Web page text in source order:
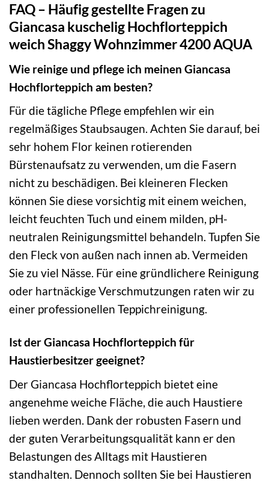
FAQ – Häufig gestellte Fragen zu
Giancasa kuschelig Hochflorteppich
weich Shaggy Wohnzimmer 4200 AQUA
Wie reinige und pflege ich meinen Giancasa
Hochflorteppich am besten?
Für die tägliche Pflege empfehlen wir ein
regelmäßiges Staubsaugen. Achten Sie darauf, bei
sehr hohem Flor keinen rotierenden
Bürstenaufsatz zu verwenden, um die Fasern
nicht zu beschädigen. Bei kleineren Flecken
können Sie diese vorsichtig mit einem weichen,
leicht feuchten Tuch und einem milden, pH-
neutralen Reinigungsmittel behandeln. Tupfen Sie
den Fleck von außen nach innen ab. Vermeiden
Sie zu viel Nässe. Für eine gründlichere Reinigung
oder hartnäckige Verschmutzungen raten wir zu
einer professionellen Teppichreinigung.
Ist der Giancasa Hochflorteppich für
Haustierbesitzer geeignet?
Der Giancasa Hochflorteppich bietet eine
angenehme weiche Fläche, die auch Haustiere
lieben werden. Dank der robusten Fasern und
der guten Verarbeitungsqualität kann er den
Belastungen des Alltags mit Haustieren
standhalten. Dennoch sollten Sie bei Haustieren